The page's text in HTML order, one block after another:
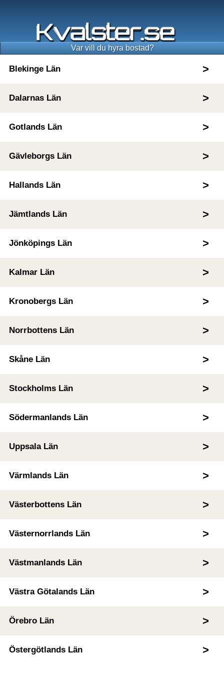
Var vill du hyra bostad?
Blekinge Län
Dalarnas Län
Gotlands Län
Gävleborgs Län
Hallands Län
Jämtlands Län
Jönköpings Län
Kalmar Län
Kronobergs Län
Norrbottens Län
Skåne Län
Stockholms Län
Södermanlands Län
Uppsala Län
Värmlands Län
Västerbottens Län
Västernorrlands Län
Västmanlands Län
Västra Götalands Län
Örebro Län
Östergötlands Län